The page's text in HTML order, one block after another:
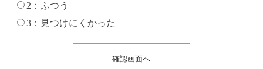
2：ふつう
3：見つけにくかった